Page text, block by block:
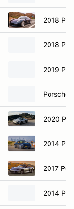
2018
2018
2019
Porsche
2020
2014
2017
2014